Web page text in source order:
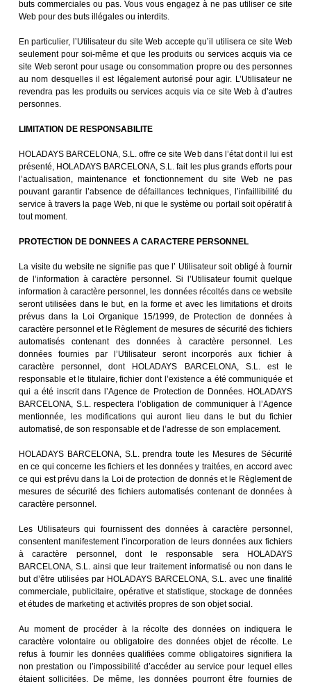
buts commerciales ou pas. Vous vous engagez à ne pas utiliser ce site
Web pour des buts illégales ou interdits.
En particulier, l’Utilisateur du site Web accepte qu’il utilisera ce site Web
seulement pour soi-même et que les produits ou services acquis via ce
site Web seront pour usage ou consommation propre ou des personnes
au nom desquelles il est légalement autorisé pour agir. L’Utilisateur ne
revendra pas les produits ou services acquis via ce site Web à d’autres
personnes.
LIMITATION DE RESPONSABILITE
HOLADAYS BARCELONA, S.L. offre ce site Web dans l’état dont il lui est
présenté, HOLADAYS BARCELONA, S.L. fait les plus grands efforts pour
l’actualisation, maintenance et fonctionnement du site Web ne pas
pouvant garantir l’absence de défaillances techniques, l’infaillibilité du
service à travers la page Web, ni que le système ou portail soit opératif à
tout moment.
PROTECTION DE DONNEES A CARACTERE PERSONNEL
La visite du website ne signifie pas que l’ Utilisateur soit obligé à fournir
de l’information à caractère personnel. Si l’Utilisateur fournit quelque
information à caractère personnel, les données récoltés dans ce website
seront utilisées dans le but, en la forme et avec les limitations et droits
prévus dans la Loi Organique 15/1999, de Protection de données à
caractère personnel et le Règlement de mesures de sécurité des fichiers
automatisés contenant des données à caractère personnel. Les
données fournies par l’Utilisateur seront incorporés aux fichier à
caractère personnel, dont HOLADAYS BARCELONA, S.L. est le
responsable et le titulaire, fichier dont l’existence a été communiquée et
qui a été inscrit dans l’Agence de Protection de Données. HOLADAYS
BARCELONA, S.L. respectera l’obligation de communiquer à l’Agence
mentionnée, les modifications qui auront lieu dans le but du fichier
automatisé, de son responsable et de l’adresse de son emplacement.
HOLADAYS BARCELONA, S.L. prendra toute les Mesures de Sécurité
en ce qui concerne les fichiers et les données y traitées, en accord avec
ce qui est prévu dans la Loi de protection de donnés et le Règlement de
mesures de sécurité des fichiers automatisés contenant de données à
caractère personnel.
Les Utilisateurs qui fournissent des données à caractère personnel,
consentent manifestement l’incorporation de leurs données aux fichiers
à caractère personnel, dont le responsable sera HOLADAYS
BARCELONA, S.L. ainsi que leur traitement informatisé ou non dans le
but d’être utilisées par HOLADAYS BARCELONA, S.L. avec une finalité
commerciale, publicitaire, opérative et statistique, stockage de données
et études de marketing et activités propres de son objet social.
Au moment de procéder à la récolte des données on indiquera le
caractère volontaire ou obligatoire des données objet de récolte. Le
refus à fournir les données qualifiées comme obligatoires signifiera la
non prestation ou l’impossibilité d’accéder au service pour lequel elles
étaient sollicitées. De même, les données pourront être fournies de